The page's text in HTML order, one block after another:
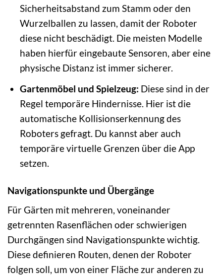
Sicherheitsabstand zum Stamm oder den
Wurzelballen zu lassen, damit der Roboter
diese nicht beschädigt. Die meisten Modelle
haben hierfür eingebaute Sensoren, aber eine
physische Distanz ist immer sicherer.
Gartenmöbel und Spielzeug: Diese sind in der
Regel temporäre Hindernisse. Hier ist die
automatische Kollisionserkennung des
Roboters gefragt. Du kannst aber auch
temporäre virtuelle Grenzen über die App
setzen.
Navigationspunkte und Übergänge
Für Gärten mit mehreren, voneinander
getrennten Rasenflächen oder schwierigen
Durchgängen sind Navigationspunkte wichtig.
Diese definieren Routen, denen der Roboter
folgen soll, um von einer Fläche zur anderen zu